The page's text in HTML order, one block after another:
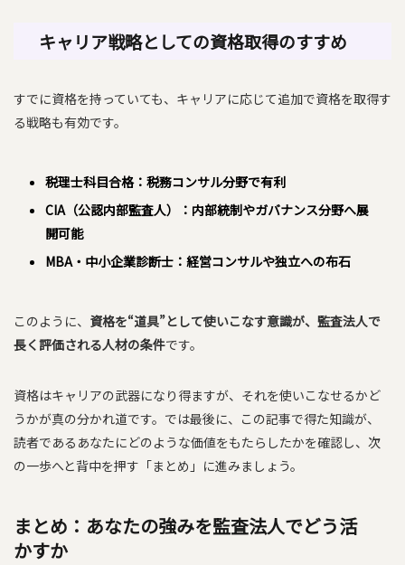
キャリア戦略としての資格取得のすすめ
すでに資格を持っていても、キャリアに応じて追加で資格を取得す
る戦略も有効です。
税理士科目合格：税務コンサル分野で有利
CIA（公認内部監査人）：内部統制やガバナンス分野へ展
開可能
MBA・中小企業診断士：経営コンサルや独立への布石
このように、 資格を“道具”として使いこなす意識が、監査法人で
長く評価される人材の条件です。
資格はキャリアの武器になり得ますが、それを使いこなせるかど
うかが真の分かれ道です。では最後に、この記事で得た知識が、
読者であるあなたにどのような価値をもたらしたかを確認し、次
の一歩へと背中を押す「まとめ」に進みましょう。
まとめ：あなたの強みを監査法人でどう活
かすか